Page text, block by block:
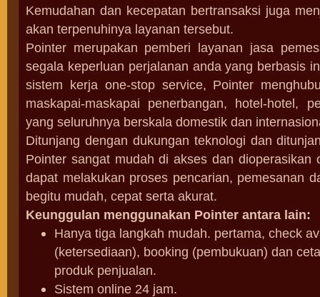
Kemudahan dan kecepatan bertransaksi juga
akan terpenuhinya layanan tersebut.
Pointer merupakan pemberi layanan jasa
segala keperluan perjalanan anda yang berbasis
sistem kerja one-stop service, Pointer
maskapai-maskapai penerbangan, hotel-hotel,
yang seluruhnya berskala domestik dan
Ditunjang dengan dukungan teknologi dan
Pointer sangat mudah di akses dan dioperasikan
dapat melakukan proses pencarian, pemesanan
begitu mudah, cepat serta akurat.
Keunggulan menggunakan Pointer antara lain:
Hanya tiga langkah mudah. pertama, check
(ketersediaan), booking (pembukuan) dan
produk penjualan.
Sistem online 24 jam.